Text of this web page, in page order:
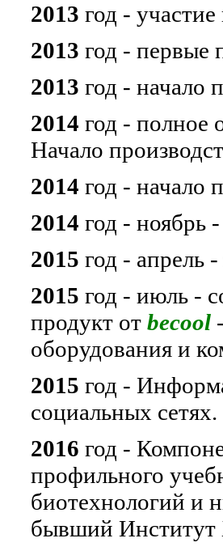
2013 год -
2013 год - первые
2013 год - начало
2014 год - полное
Начало
2014 год - начало
2014 год - ноябрь
2015 год - апрель
2015 год - июль -
продукт от becool -
оборудования и
2015 год -
социальных сетях.
2016 год -
профильного
биотехнологий и
бывший Институт